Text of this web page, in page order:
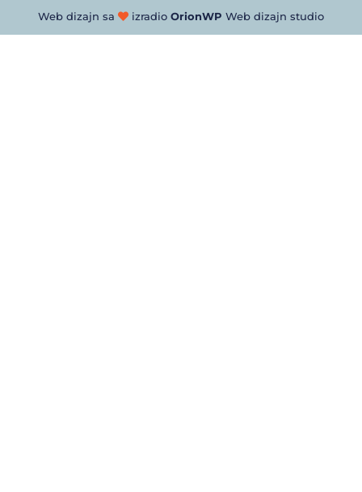
Web dizajn sa izradio OrionWP Web dizajn studio